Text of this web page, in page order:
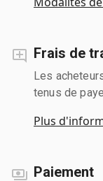
Frais de
Les
tenus de
Plus
Paiement